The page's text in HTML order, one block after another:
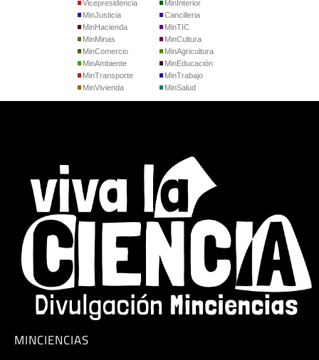
Vicepresidencia
MinJusticia
MinInterior
Cancilleria
MinHacienda
MinMinas
MinComercio
MinTIC
MinCultura
MinAgricultura
MinAmbiente
MinTransporte
MinVivienda
MinEducación
MinTrabajo
MinSalud
MINCIENCIAS